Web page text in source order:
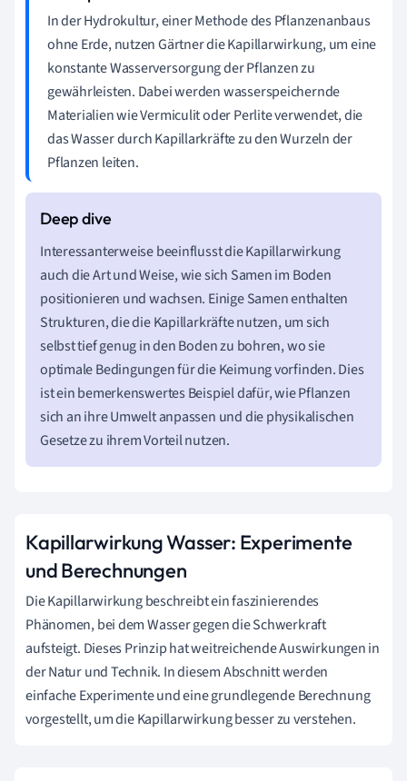
In der Hydrokultur, einer Methode des Pflanzenanbaus
ohne Erde, nutzen Gärtner die Kapillarwirkung, um eine
konstante Wasserversorgung der Pflanzen zu
gewährleisten. Dabei werden wasserspeichernde
Materialien wie Vermiculit oder Perlite verwendet, die
das Wasser durch Kapillarkräfte zu den Wurzeln der
Pflanzen leiten.
Interessanterweise beeinflusst die Kapillarwirkung
auch die Art und Weise, wie sich Samen im Boden
positionieren und wachsen. Einige Samen enthalten
Strukturen, die die Kapillarkräfte nutzen, um sich
selbst tief genug in den Boden zu bohren, wo sie
optimale Bedingungen für die Keimung vorfinden. Dies
ist ein bemerkenswertes Beispiel dafür, wie Pflanzen
sich an ihre Umwelt anpassen und die physikalischen
Gesetze zu ihrem Vorteil nutzen.
Kapillarwirkung Wasser: Experimente
und Berechnungen
Die Kapillarwirkung beschreibt ein faszinierendes
Phänomen, bei dem Wasser gegen die Schwerkraft
aufsteigt. Dieses Prinzip hat weitreichende Auswirkungen in
der Natur und Technik. In diesem Abschnitt werden
einfache Experimente und eine grundlegende Berechnung
vorgestellt, um die Kapillarwirkung besser zu verstehen.